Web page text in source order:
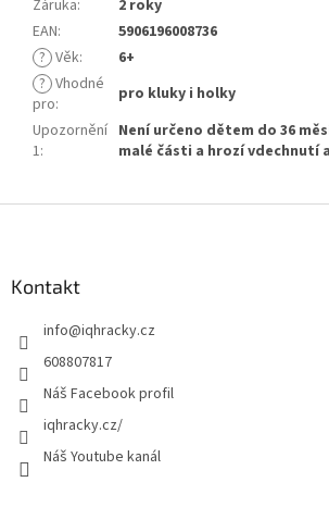
Záruka:
2 roky
EAN:
5906196008736
? Věk:
6+
? Vhodné
pro:
pro kluky i holky
Upozornění
1:
Není určeno dětem do 36
malé části a hrozí vdechnutí
Kontakt
info@iqhracky.cz
608807817
Náš Facebook profil
iqhracky.cz/
Náš Youtube kanál